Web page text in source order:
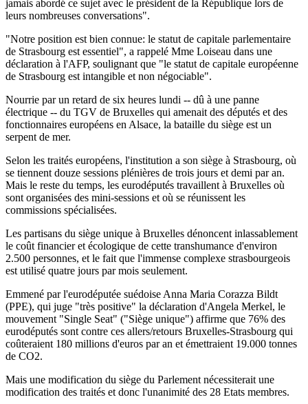
jamais abordé ce sujet avec le président de la République lors de
leurs nombreuses conversations".
"Notre position est bien connue: le statut de capitale parlementaire
de Strasbourg est essentiel", a rappelé Mme Loiseau dans une
déclaration à l'AFP, soulignant que "le statut de capitale européenne
de Strasbourg est intangible et non négociable".
Nourrie par un retard de six heures lundi -- dû à une panne
électrique -- du TGV de Bruxelles qui amenait des députés et des
fonctionnaires européens en Alsace, la bataille du siège est un
serpent de mer.
Selon les traités européens, l'institution a son siège à Strasbourg, où
se tiennent douze sessions plénières de trois jours et demi par an.
Mais le reste du temps, les eurodéputés travaillent à Bruxelles où
sont organisées des mini-sessions et où se réunissent les
commissions spécialisées.
Les partisans du siège unique à Bruxelles dénoncent inlassablement
le coût financier et écologique de cette transhumance d'environ
2.500 personnes, et le fait que l'immense complexe strasbourgeois
est utilisé quatre jours par mois seulement.
Emmené par l'eurodéputée suédoise Anna Maria Corazza Bildt
(PPE), qui juge "très positive" la déclaration d'Angela Merkel, le
mouvement "Single Seat" ("Siège unique") affirme que 76% des
eurodéputés sont contre ces allers/retours Bruxelles-Strasbourg qui
coûteraient 180 millions d'euros par an et émettraient 19.000 tonnes
de CO2.
Mais une modification du siège du Parlement nécessiterait une
modification des traités et donc l'unanimité des 28 Etats membres.